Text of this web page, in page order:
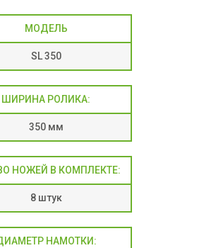
МОДЕЛЬ
SL 350
ШИРИНА РОЛИКА:
350 мм
НОЖЕЙ В КОМПЛЕКТЕ:
8 штук
НАМОТКИ: